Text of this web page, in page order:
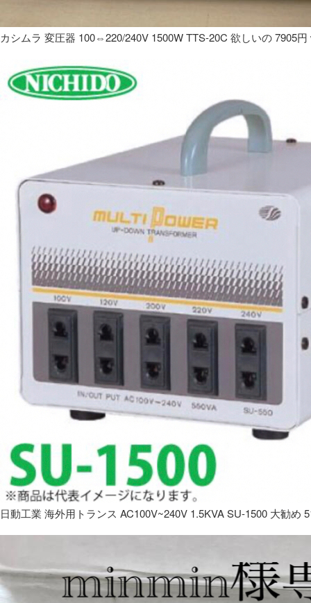
カシムラ 変圧器 100⇔220/240V 1500W TTS-20C 欲しいの 7905円
日動工業 海外用トランス AC100V~240V 1.5KVA SU-1500 大勧め